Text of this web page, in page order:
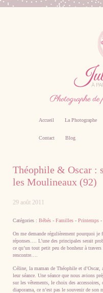
famille, grossesse,
Accueil La Photographe
Contact Blog
Théophile & Oscar :
les Moulineaux (92)
29 août 2011
Catégories : Bébés - Familles - Printemps -
On me demande régulièrement pourquoi je
réponses…. L’une des principales serait
ce qu’un tout petit peu de bonheur à
rencontre….
Céline, la maman de Théophile et
leur séance. Une séance que nous avions
sur les vêtements, le choix des
diaporama, ce n’est pas le souvenir de son